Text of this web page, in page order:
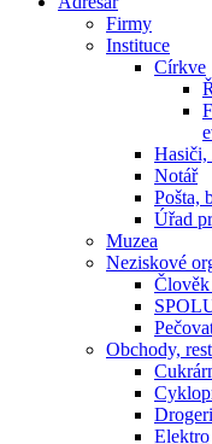
Firmy
Instituce
Církve
Hasiči,
Notář
Pošta,
Úřad
Muzea
Neziskové
Obchody,
Elektro